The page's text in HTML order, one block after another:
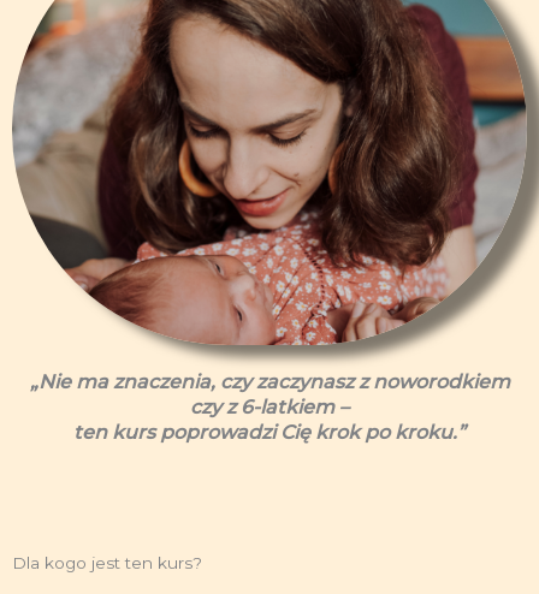
„Nie ma znaczenia, czy zaczynasz z noworodkiem
czy z 6-latkiem –
ten kurs poprowadzi Cię krok po kroku.”
Dla kogo jest ten kurs?